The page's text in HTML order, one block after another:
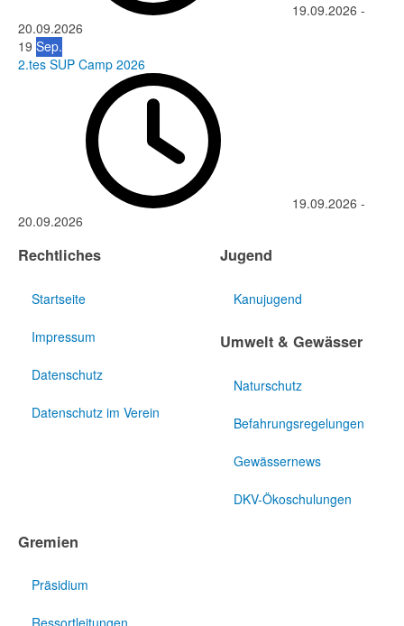
19.09.2026 -
20.09.2026
19 Sep.
2.tes SUP Camp 2026
19.09.2026 -
20.09.2026
Rechtliches
Startseite
Impressum
Datenschutz
Datenschutz im Verein
Jugend
Kanujugend
Umwelt & Gewässer
Naturschutz
Befahrungsregelungen
Gewässernews
DKV-Ökoschulungen
Gremien
Präsidium